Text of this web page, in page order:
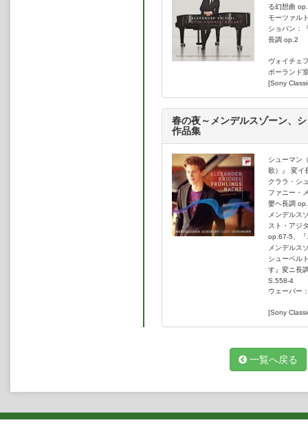
る幻想曲
モーツァル
ショパン：
長調 op.2
ヴォイチェ
ポーランド
[Sony
春の夜～メンデルスゾーン、
作品集
シューマン
歌）』 変イ
クララ・シ
ファニー・
嬰ヘ長調
メンデルス
スト・アジ
op.67-5、『
メンデルス
シューベル
す』変ニ長
S.558-4
ウェーバー
[Sony
一覧へ戻る